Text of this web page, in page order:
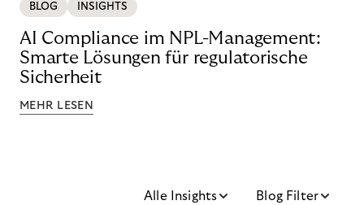
BLOG INSIGHTS
AI Compliance im NPL-Management:
Smarte Lösungen für regulatorische
Sicherheit
MEHR LESEN
Alle Insights Blog Filter